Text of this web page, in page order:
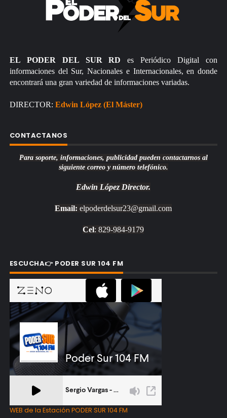
EL PODER DEL SUR RD es Periódico Digital con
informaciones del Sur, Nacionales e Internacionales, en donde
encontrará una gran variedad de informaciones variadas.
DIRECTOR: Edwin López (El Máster)
CONTACTANOS
Para soporte, informaciones, publicidad pueden contactarnos al
siguiente correo y número telefónico.
Edwin López Director.
Email: elpoderdelsur23@gmail.com
Cel: 829-984-9179
ESCUCHA👉 PODER SUR 104 FM
WEB de la Estación PODER SUR 104 FM